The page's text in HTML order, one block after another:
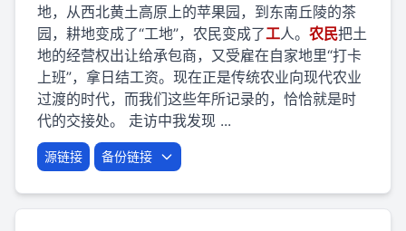
地，从西北黄土高原上的苹果园，到东南丘陵的茶
园，耕地变成了“工地”，农民变成了工人。 农民把土
地的经营权出让给承包商，又受雇在自家地里“打卡
上班”，拿日结工资。现在正是传统农业向现代农业
过渡的时代，而我们这些年所记录的，恰恰就是时
代的交接处。 走访中我发现 ...
源链接 备份链接